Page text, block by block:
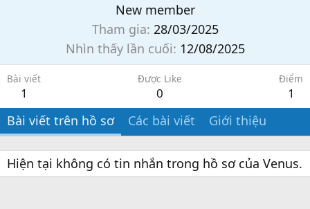
New member
Tham gia 28/03/2025
Nhìn thấy lần cuối 12/08/2025
Bài viết
1
Được Like
0
Điểm
1
Bài viết trên hồ sơ Các bài viết Giới thiệu
Hiện tại không có tin nhắn trong hồ sơ của Venus.